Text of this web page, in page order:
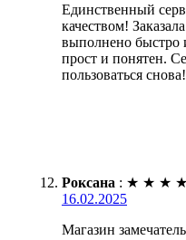
Единственный
качеством!
выполнено быстро
прост и понятен.
пользоваться снова!
Роксана : ★ ★ ★ ★
16.02.2025
Магазин